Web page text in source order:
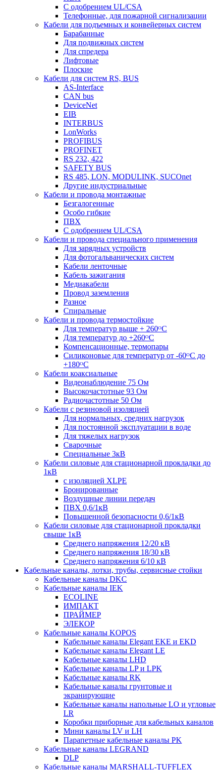
С одобрением UL/CSA
Телефонные, для пожарной сигнализации
Кабели для подъемных и конвейерных систем
Барабанные
Для подвижных систем
Для спредера
Лифтовые
Плоские
Кабели для систем RS, BUS
AS-Interface
CAN bus
DeviceNet
EIB
INTERBUS
LonWorks
PROFIBUS
PROFINET
RS 232, 422
SAFETY BUS
RS 485, LON, MODULINK, SUCOnet
Другие индустриальные
Кабели и провода монтажные
Безгалогенные
Особо гибкие
ПВХ
С одобрением UL/CSA
Кабели и провода специального применения
Для зарядных устройств
Для фотогальванических систем
Кабели ленточные
Кабель зажигания
Медиакабели
Провод заземления
Разное
Спиральные
Кабели и провода термостойкие
Для температур выше + 260ᴼС
Для температур до +260ᴼС
Компенсационные, термопары
Силиконовые для температур от -60ᴼC до
+180ᴼС
Кабели коаксиальные
Видеонаблюдение 75 Ом
Высокочастотные 93 Ом
Радиочастотные 50 Ом
Кабели с резиновой изоляцией
Для нормальных, средних нагрузок
Для постоянной эксплуатации в воде
Для тяжелых нагрузок
Сварочные
Специальные 3кВ
Кабели силовые для стационарной прокладки до
1кВ
c изоляцией XLPE
Бронированные
Воздушные линии передач
ПВХ 0,6/1кВ
Повышенной безопасности 0,6/1кВ
Кабели силовые для стационарной прокладки
свыше 1кВ
Среднего напряжения 12/20 кВ
Среднего напряжения 18/30 кВ
Среднего напряжения 6/10 кВ
Кабельные каналы, лотки, трубы, сервисные стойки
Кабельные каналы DKC
Кабельные каналы IEK
ECOLINE
ИМПАКТ
ПРАЙМЕР
ЭЛЕКОР
Кабельные каналы KOPOS
Кабельные каналы Elegant EKE и EKD
Кабельные каналы Elegant LE
Кабельные каналы LHD
Кабельные каналы LP и LPK
Кабельные каналы RK
Кабельные каналы грунтовые и
экранирующие
Кабельные каналы напольные LO и угловые
LR
Коробки приборные для кабельных каналов
Мини каналы LV и LH
Парапетные кабельные каналы PK
Кабельные каналы LEGRAND
DLP
Кабельные каналы MARSHALL-TUFFLEX